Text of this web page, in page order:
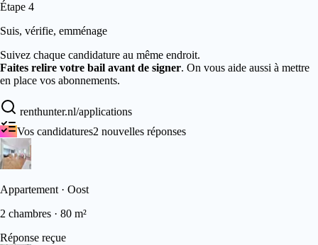
Étape 4
Suis, vérifie, emménage
Suivez chaque candidature au même endroit.
Faites relire votre bail avant de signer. On vous aide aussi à mettre
en place vos abonnements.
renthunter.nl/applications
Vos candidatures2 nouvelles réponses
Appartement · Oost
2 chambres · 80 m²
Réponse reçue